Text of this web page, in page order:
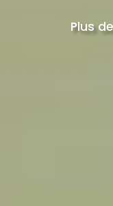
Plus